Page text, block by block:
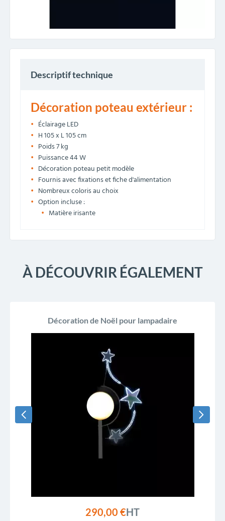
Descriptif technique
Décoration poteau extérieur :
Éclairage LED
H 105 x L 105 cm
Poids 7 kg
Puissance 44 W
Décoration poteau petit modèle
Fournis avec fixations et fiche d'alimentation
Nombreux coloris au choix
Option incluse :
Matière irisante
À DÉCOUVRIR ÉGALEMENT
Décoration de Noël pour lampadaire
290,00 €HT